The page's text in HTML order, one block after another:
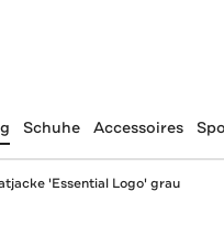
Schuhe Accessoires
'Essential Logo' grau